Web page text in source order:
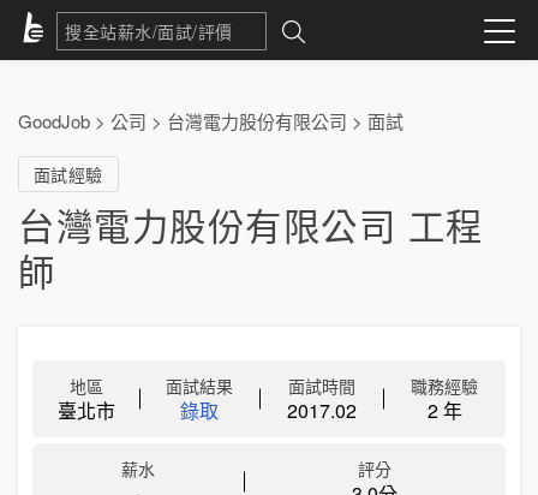
GoodJob > 公司 > 台灣電力股份有限公司 > 面試
面試經驗
台灣電力股份有限公司 工程
師
地區
臺北市
面試結果
錄取
面試時間
2017.02
職務經驗
2 年
薪水 評分